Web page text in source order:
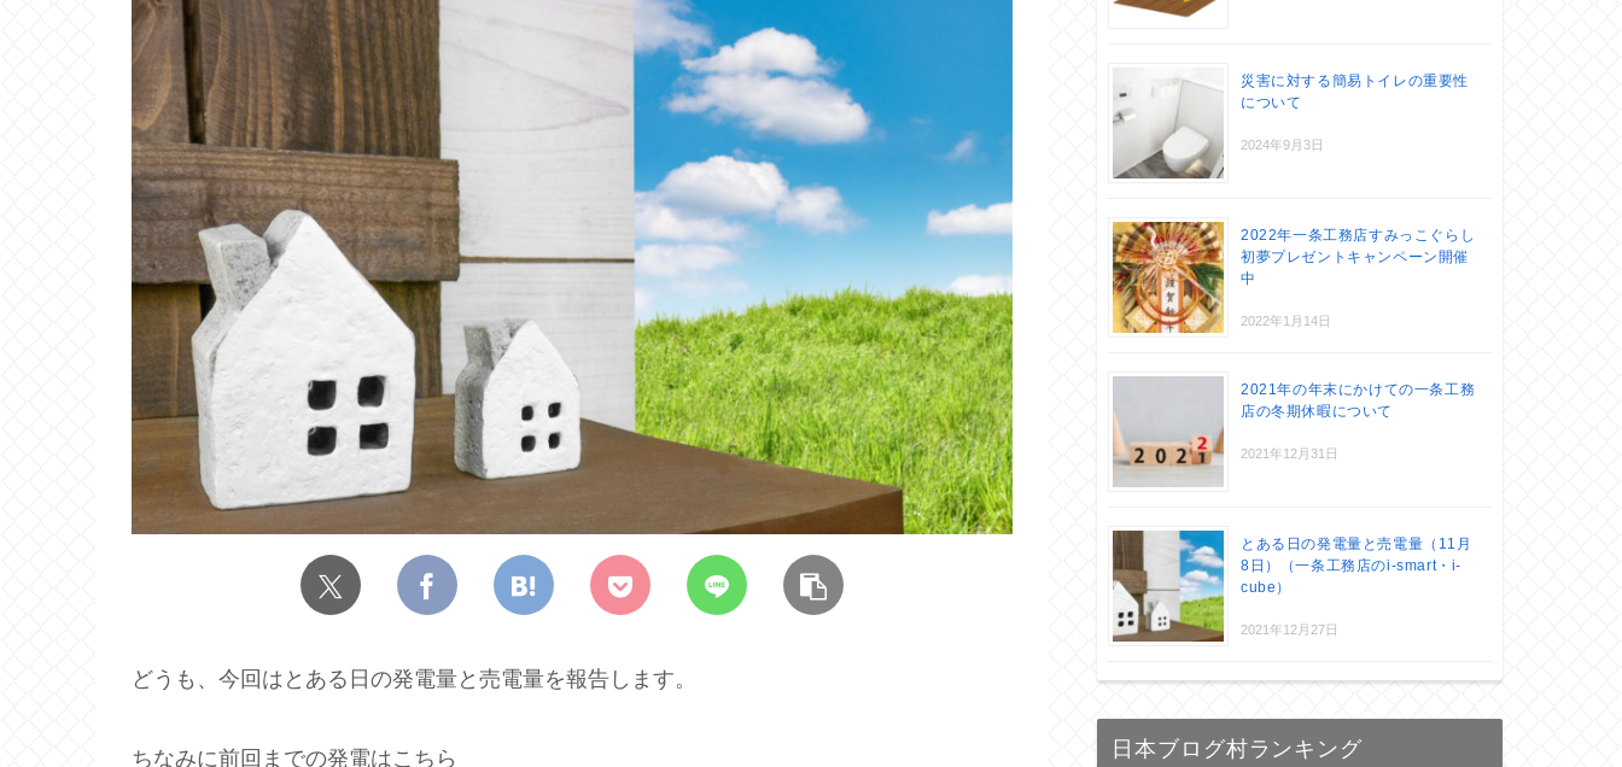
どうも、今回はとある日の発電量と売電量を報告します。
ちなみに前回までの発電はこちら
災害に対する簡易トイレの重要性
について
2024年9月3日
2022年一条工務店すみっこぐらし
初夢プレゼントキャンペーン開催
中
2022年1月14日
2021年の年末にかけての一条工務
店の冬期休暇について
2021年12月31日
とある日の発電量と売電量（11月
8日）（一条工務店のi-smart・i-
cube）
2021年12月27日
日本ブログ村ランキング